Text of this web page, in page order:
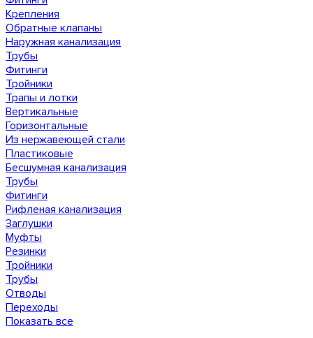
Крепления
Обратные клапаны
Наружная канализация
Трубы
Фитинги
Тройники
Трапы и лотки
Вертикальные
Горизонтальные
Из нержавеющей стали
Пластиковые
Бесшумная канализация
Трубы
Фитинги
Рифленая канализация
Заглушки
Муфты
Резинки
Тройники
Трубы
Отводы
Переходы
Показать все